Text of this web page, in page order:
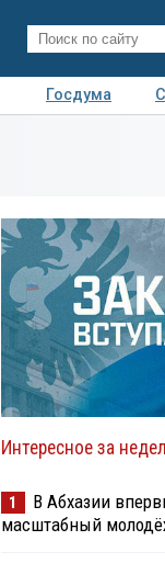
Госдума
Интересное за
1
В Абхазии
масштабный